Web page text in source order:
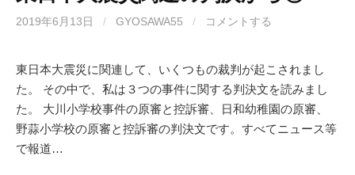
2019年6月13日 / GYOSAWA55 / コメントする
東日本大震災に関連して、いくつもの裁判が起こされまし
た。 その中で、私は３つの事件に関する判決文を読みまし
た。 大川小学校事件の原審と控訴審、日和幼稚園の原審、
野蒜小学校の原審と控訴審の判決文です。すべてニュース等
で報道…